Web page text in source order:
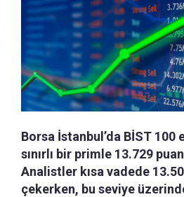
Borsa İstanbul’da BİST 100
sınırlı bir primle 13.729
Analistler kısa vadede
çekerken, bu seviye